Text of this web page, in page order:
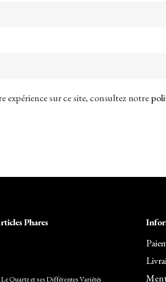
expérience sur ce site, consultez notre
Phares
Quartz et ses Différentes Variétés